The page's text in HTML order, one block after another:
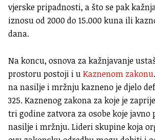
vjerske pripadnosti, a što se pak
iznosu od 2000 do 15.000 kuna ili
dana.
Na koncu, osnova za kažnjavanje
prostoru postoji i uKaznenom zakonu
na nasilje i mržnju kazneno je djelo
325. Kaznenog zakona za koje je
tri godine zatvora za osobe koje javno
nasilje i mržnju. Lideri skupine koja